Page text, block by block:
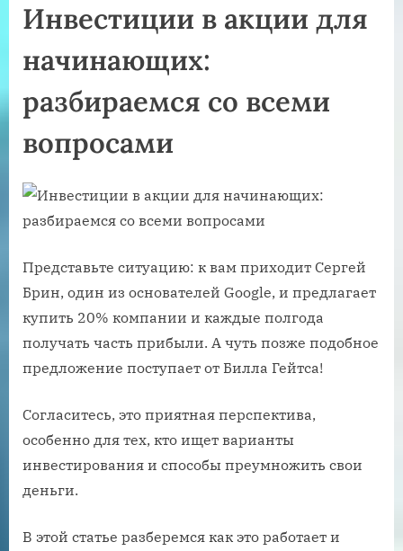
Инвестиции в акции для
начинающих:
разбираемся со всеми
вопросами
Представьте ситуацию: к вам приходит Сергей
Брин, один из основателей Google, и предлагает
купить 20% компании и каждые полгода
получать часть прибыли. А чуть позже подобное
предложение поступает от Билла Гейтса!
Согласитесь, это приятная перспектива,
особенно для тех, кто ищет варианты
инвестирования и способы преумножить свои
деньги.
В этой статье разберемся как это работает и